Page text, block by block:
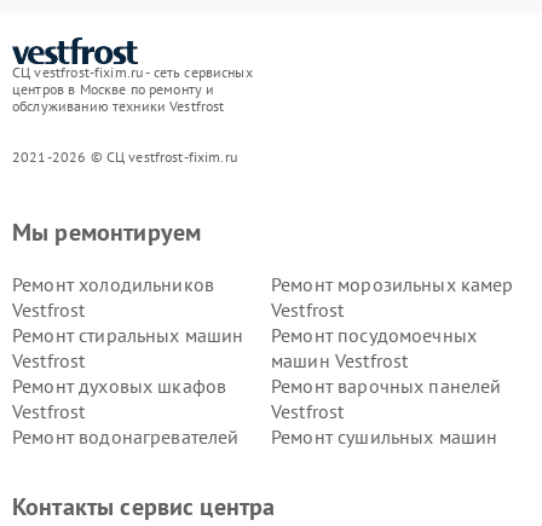
СЦ vestfrost-fixim.ru - сеть сервисных
центров в Москве по ремонту и
обслуживанию техники Vestfrost
2021-2026 © СЦ vestfrost-fixim.ru
Мы ремонтируем
Ремонт холодильников
Vestfrost
Ремонт морозильных камер
Vestfrost
Ремонт стиральных машин
Vestfrost
Ремонт посудомоечных
машин Vestfrost
Ремонт духовых шкафов
Vestfrost
Ремонт варочных панелей
Vestfrost
Ремонт водонагревателей
Ремонт сушильных машин
Vestfrost
Контакты сервис центра